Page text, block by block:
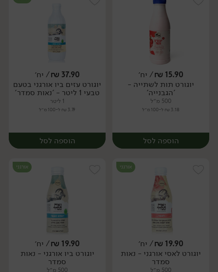
יח׳ יח׳
15.90
₪/ יח׳
יוגורט תות לשתייה -
'הגבנייה'
500 מ״ל
3.18 ₪ ל-100 מ״ל
הוספה לסל
יח׳
37.90
₪/ יח׳
יוגורט עזים ביו אורגני בטעם
טבעי 1 ליטר - 'נאות סמדר'
1 ליטר
3.79 ₪ ל-100 מ״ל
הוספה לסל
יח׳
אורגני
19.90
₪/ יח׳
יוגורט לאסי אורגני - נאות
סמדר
500 מ״ל
אורגני
19.90
₪/ יח׳
יוגורט ביו אורגני - נאות
סמדר
500 מ״ל